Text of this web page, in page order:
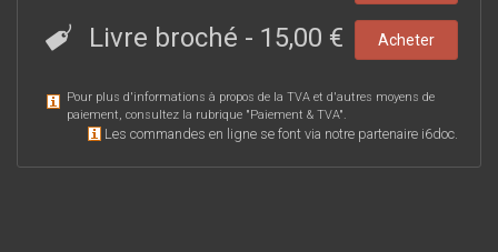
Livre broché - 15,00 € Acheter
Pour plus d'informations à propos de la TVA et d'autres moyens de
paiement, consultez la rubrique "Paiement & TVA".
Les commandes en ligne se font via notre partenaire i6doc.